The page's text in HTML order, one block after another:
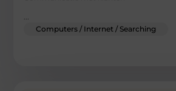
...
Computers / Internet / Searching